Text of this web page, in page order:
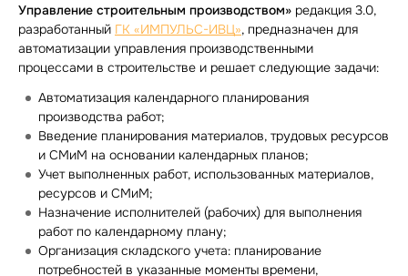
Управление строительным производством» редакция 3.0,
разработанный ГК «ИМПУЛЬС-ИВЦ», предназначен для
автоматизации управления производственными
процессами в строительстве и решает следующие задачи:
Автоматизация календарного планирования
производства работ;
Введение планирования материалов, трудовых ресурсов
и СМиМ на основании календарных планов;
Учет выполненных работ, использованных материалов,
ресурсов и СМиМ;
Назначение исполнителей (рабочих) для выполнения
работ по календарному плану;
Организация складского учета: планирование
потребностей в указанные моменты времени,